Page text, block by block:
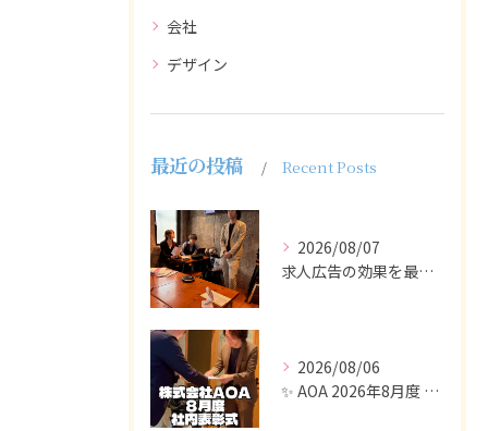
会社
デザイン
最近の投稿 Recent Posts
2026/08/07
求人広告の効果を最大化するために最も重要なのは、掲載タイミン...
2026/08/06
✨ AOA 2026年8月度 表彰式レポート ✨